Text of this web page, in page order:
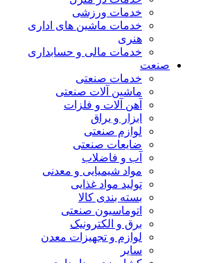
خدمات ورزشی
خدمات ماشین های اداری
هنری
خدمات مالی و حسابداری
صنعت
خدمات صنعتی
ماشین آلات صنعتی
آهن آلات و فلزات
ابزار و یراق
لوازم صنعتی
ضایعات صنعتی
آب و فاضلاب
مواد شیمیایی و معدنی
تولید مواد غذایی
بسته بندی کالا
اتوماسیون صنعتی
برق و الکترونیک
لوازم و تجهیزات معدن
سایر